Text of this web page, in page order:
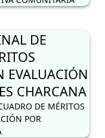
DE
EVALUACIÓN
CHARCANA
DE MÉRITOS
POR